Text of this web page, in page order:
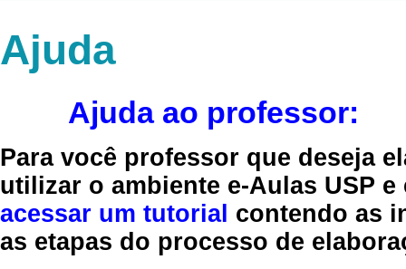
Ajuda
Ajuda ao professor:
Para você professor que deseja
utilizar o ambiente e-Aulas USP
acessar um tutorial contendo as
as etapas do processo de